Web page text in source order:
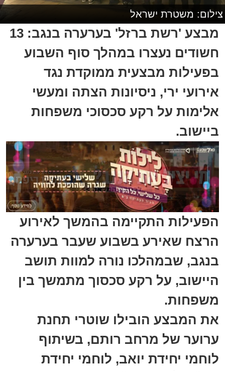
צילום: משטרת ישראל
מבצע 'רשת ברזל' בערערה בנגב: 13
חשודים נעצרו במהלך סוף השבוע
בפעילות מבצעית ממוקדת נגד
אירועי ירי, ניסיונות הצתה ומעשי
אלימות על רקע סכסוכי משפחות
ביישוב.
הפעילות התקיימה בהמשך לאירוע
הרצח שאירע בשבוע שעבר בערערה
בנגב, שבמהלכו נורה למוות תושב
היישוב, על רקע סכסוך מתמשך בין
משפחות.
את המבצע הובילו שוטרי תחנת
ערוער של מרחב רותם, בשיתוף
לוחמי יחידת יואב, לוחמי יחידת